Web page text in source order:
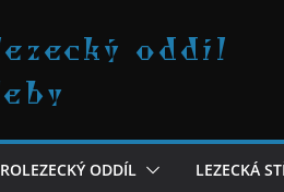
oddíl
ODDÍL LEZECKÁ